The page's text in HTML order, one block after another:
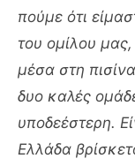
πούμε ότι
του ομίλου
μέσα στη
δυο καλές
υποδεέστερη.
Ελλάδα